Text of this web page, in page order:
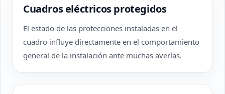
Cuadros eléctricos protegidos
El estado de las protecciones instaladas en el
cuadro influye directamente en el comportamiento
general de la instalación ante muchas averías.